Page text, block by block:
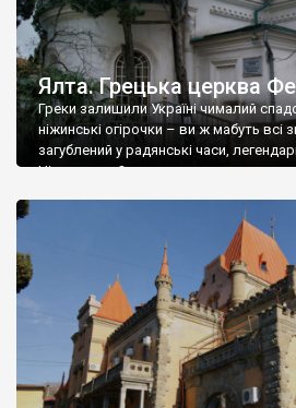
Ялта. Грецька церква
Греки залишили Україні чималий
ніжинські огірочки – ви ж мабуть всі
загублений у радянські часи,
Ніжин греки?